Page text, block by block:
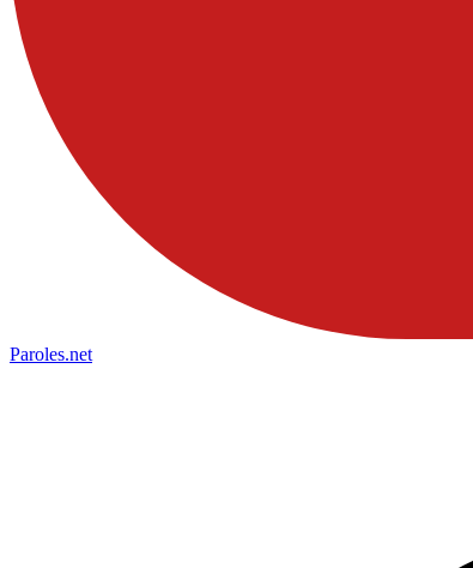
Paroles.net